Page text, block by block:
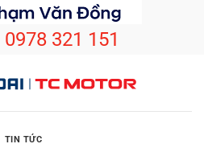
0978 321 151
TIN TỨC